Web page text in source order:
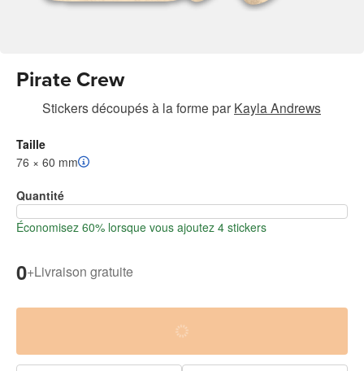
Pirate Crew
Stickers découpés à la forme par Kayla Andrews
Taille
76 × 60 mm
Quantité
Économisez 60% lorsque vous ajoutez 4 stickers
0+Livraison gratuite